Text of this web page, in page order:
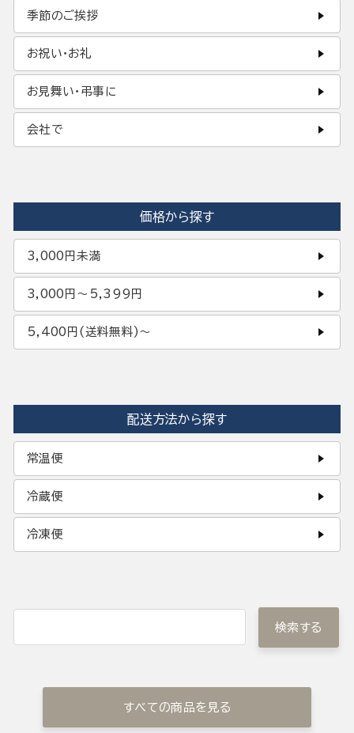
季節のご挨拶
お祝い・お礼
お見舞い・弔事に
会社で
価格から探す
3,000円未満
3,000円〜5,399円
5,400円(送料無料)〜
配送方法から探す
常温便
冷蔵便
冷凍便
検索する
すべての商品を見る